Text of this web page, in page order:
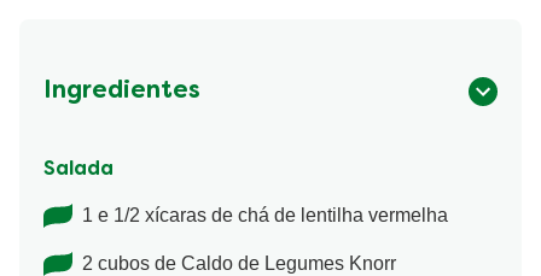
Ingredientes
Salada
1 e 1/2 xícaras de chá de lentilha vermelha
2 cubos de Caldo de Legumes Knorr